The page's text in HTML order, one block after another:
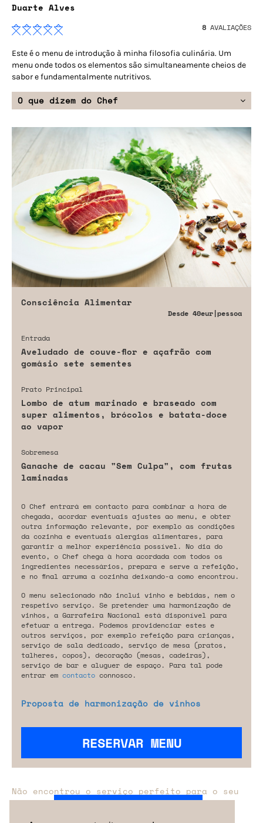
Duarte Alves
8 AVALIAÇÕES
Este é o menu de introdução à minha filosofia culinária. Um
menu onde todos os elementos são simultaneamente cheios de
sabor e fundamentalmente nutritivos.
O que dizem do Chef
Consciência Alimentar
Desde 40eur|pessoa
Entrada
Aveludado de couve-flor e açafrão com
gomásio sete sementes
Prato Principal
Lombo de atum marinado e braseado com
super alimentos, brócolos e batata-doce
ao vapor
Sobremesa
Ganache de cacau "Sem Culpa", com frutas
laminadas
O Chef entrará em contacto para combinar a hora de
chegada, acordar eventuais ajustes ao menu, e obter
outra informação relevante, por exemplo as condições
da cozinha e eventuais alergias alimentares, para
garantir a melhor experiência possível. No dia do
evento, o Chef chega à hora acordada com todos os
ingredientes necessários, prepara e serve a refeição,
e no final arruma a cozinha deixando-a como encontrou.
O menu selecionado não inclui vinho e bebidas, nem o
respetivo serviço. Se pretender uma harmonização de
vinhos, a Garrafeira Nacional está disponível para
efetuar a entrega. Podemos providenciar estes e
outros serviços, por exemplo refeição para crianças,
serviço de sala dedicado, serviço de mesa (pratos,
talheres, copos), decoração (mesas, cadeiras),
serviço de bar e aluguer de espaço. Para tal pode
entrar em contacto connosco.
Proposta de harmonização de vinhos
RESERVAR MENU
Não encontrou o serviço perfeito para o seu
evento?
Entre em contacto connosco.